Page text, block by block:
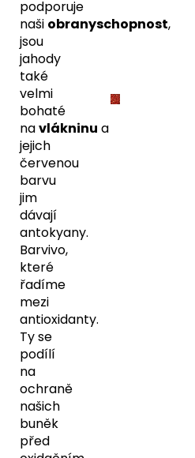
podporuje
naši obranyschopnost,
jsou
jahody
také
velmi
bohaté
navlákninu a
jejich
červenou
barvu
jim
dávají
antokyany.
Barvivo,
které
řadíme
mezi
antioxidanty.
Ty se
podílí
na
ochraně
našich
buněk
před